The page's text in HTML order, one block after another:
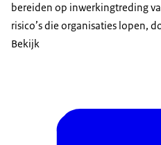
bereiden op inwerkingtreding
risico’s die organisaties lopen,
Bekijk